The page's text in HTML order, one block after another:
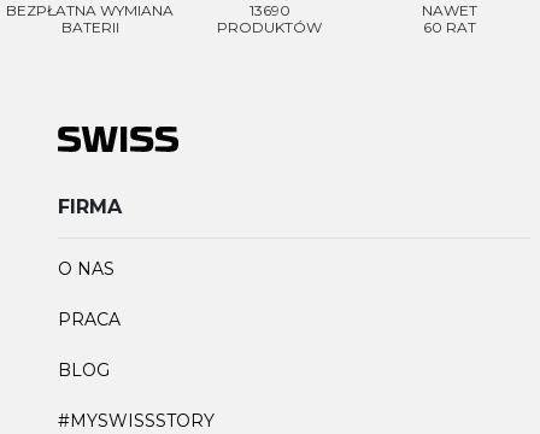
BEZPŁATNA WYMIANA
BATERII
13690
PRODUKTÓW
NAWET
60 RAT
FIRMA
O NAS
PRACA
BLOG
#MYSWISSSTORY